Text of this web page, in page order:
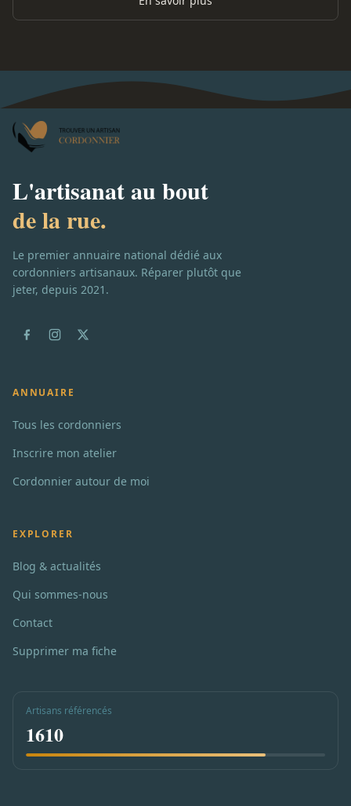
L'artisanat au bout
de la rue.
Le premier annuaire national dédié aux
cordonniers artisanaux. Réparer plutôt que
jeter, depuis 2021.
ANNUAIRE
Tous les cordonniers
Inscrire mon atelier
Cordonnier autour de moi
EXPLORER
Blog & actualités
Qui sommes-nous
Contact
Supprimer ma fiche
Artisans référencés
1610